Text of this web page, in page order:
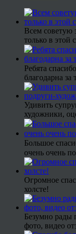
Всем советую
только в этой
Ребята
благодарна за
Удивить
художники,
Большое
очень очень
Огромное
холсте!
Безумно рады
фото, видео